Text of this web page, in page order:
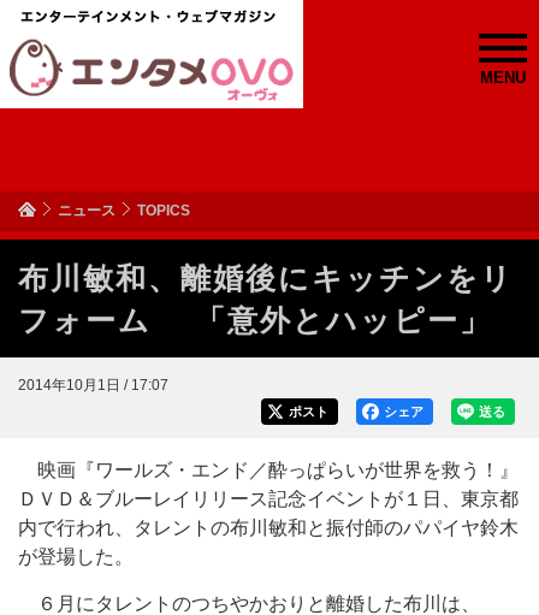
MENU
ニュース TOPICS
布川敏和、離婚後にキッチンをリ
フォーム 「意外とハッピー」
2014年10月1日 / 17:07
送る
シェア
ポスト
映画『ワールズ・エンド／酔っぱらいが世界を救う！』
ＤＶＤ＆ブルーレイリリース記念イベントが１日、東京都
内で行われ、タレントの布川敏和と振付師のパパイヤ鈴木
が登場した。
６月にタレントのつちやかおりと離婚した布川は、